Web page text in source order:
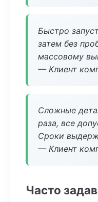
Быстро
затем без
массовому
— Клиент
Сложные
раза, все
Сроки
— Клиент
Часто